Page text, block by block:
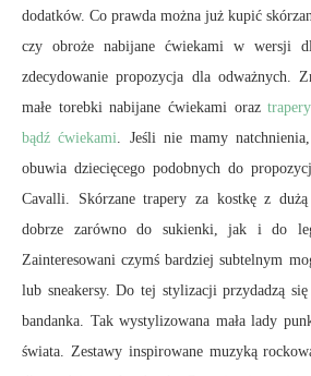
dodatków. Co prawda można już kupić
czy obroże nabijane ćwiekami w wersji
zdecydowanie propozycja dla odważnych.
małe torebki nabijane ćwiekami oraz
bądź ćwiekami. Jeśli nie mamy
obuwia dziecięcego podobnych do
Cavalli. Skórzane trapery za kostkę z
dobrze zarówno do sukienki, jak i do
Zainteresowani czymś bardziej subtelnym
lub sneakersy. Do tej stylizacji przydadzą
bandanka. Tak wystylizowana mała lady
świata. Zestawy inspirowane muzyką